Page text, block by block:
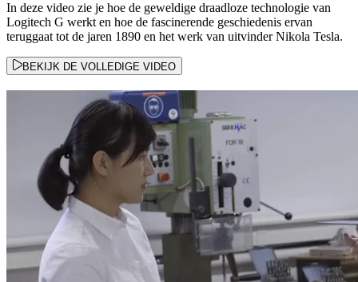
In deze video zie je hoe de geweldige draadloze technologie van
Logitech G werkt en hoe de fascinerende geschiedenis ervan
teruggaat tot de jaren 1890 en het werk van uitvinder Nikola Tesla.
BEKIJK DE VOLLEDIGE VIDEO